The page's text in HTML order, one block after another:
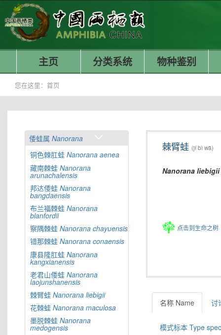
主页 分类系统 物种鉴别
您在这里： 首页
倭蛙属 Nanorana
铜色棘肛蛙 Nanorana aenea
藏南棘蛙 Nanorana
arunachalensis
邦达倭蛙 Nanorana
bangdaensis
布兰福棘蛙 Nanorana
blanfordii
察隅棘蛙 Nanorana chayuensis
错那棘蛙 Nanorana conaensis
康县隆肛蛙 Nanorana
kangxianensis
老君山倭蛙 Nanorana
laojunshanensis
棘臂蛙 Nanorana liebigii
花棘蛙 Nanorana maculosa
墨脱棘蛙 Nanorana
medogensis
棘臂蛙 (jí bì wā)
Nanorana liebigii
点击到生命之树
名称 Name 讨
模式标本 Type